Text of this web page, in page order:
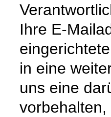
Ihre E-
in eine
uns eine